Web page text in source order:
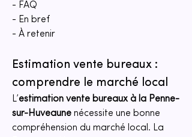
- FAQ
- En bref
- À retenir
Estimation vente bureaux :
comprendre le marché local
L’estimation vente bureaux à la Penne-
sur-Huveaune nécessite une bonne
compréhension du marché local. La